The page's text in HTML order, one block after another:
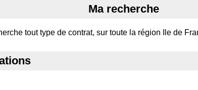
Ma recherche
tout type de contrat, sur toute la région Ile de